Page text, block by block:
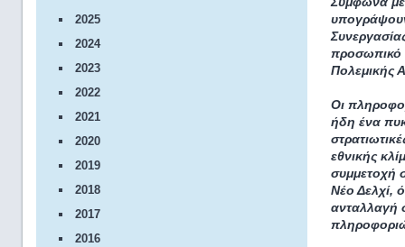
2025
2024
2023
2022
2021
2020
2019
2018
2017
2016
προσωπικό
Πολεμικής
Οι
ήδη ένα
εθνικής
συμμετοχή
Νέο Δελχί,
ανταλλαγή